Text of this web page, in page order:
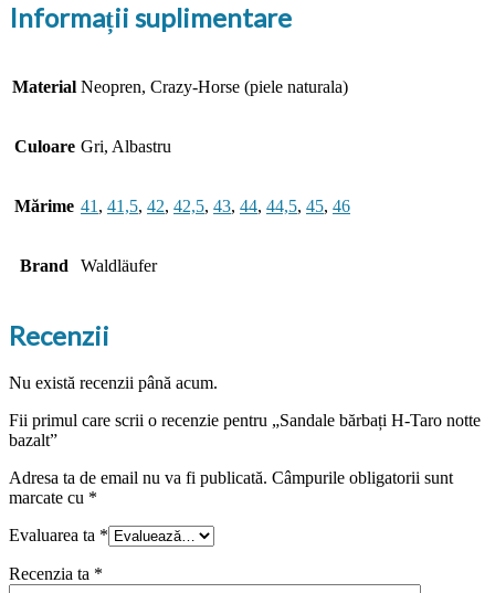
Informații suplimentare
Material Neopren, Crazy-Horse (piele naturala)
Culoare Gri, Albastru
Mărime 41 , 41,5, 42, 42,5, 43, 44, 44,5, 45, 46
Brand Waldläufer
Recenzii
Nu există recenzii până acum.
Fii primul care scrii o recenzie pentru „Sandale bărbați H-Taro notte
bazalt”
Adresa ta de email nu va fi publicată. Câmpurile obligatorii sunt
marcate cu *
Evaluarea ta *
Recenzia ta *